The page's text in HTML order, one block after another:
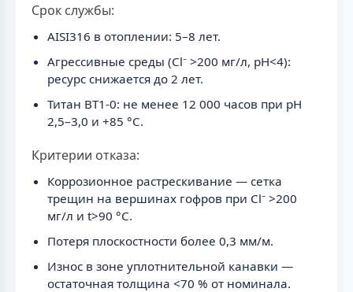
Срок службы:
AISI316 в отоплении: 5–8 лет.
Агрессивные среды (Cl⁻ >200 мг/л, pH<4):
ресурс снижается до 2 лет.
Титан ВТ1-0: не менее 12 000 часов при pH
2,5–3,0 и +85 °С.
Критерии отказа:
Коррозионное растрескивание — сетка
трещин на вершинах гофров при Cl⁻ >200
мг/л и t>90 °С.
Потеря плоскостности более 0,3 мм/м.
Износ в зоне уплотнительной канавки —
остаточная толщина <70 % от номинала.